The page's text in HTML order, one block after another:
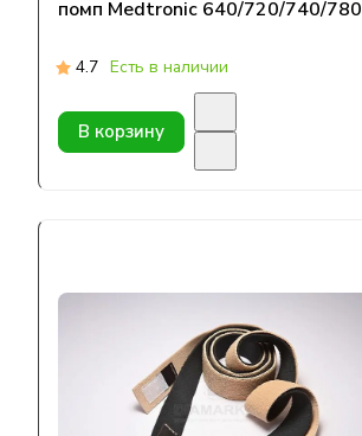
помп Medtronic 640/720/740/780
4.7 Есть в наличии
В корзину